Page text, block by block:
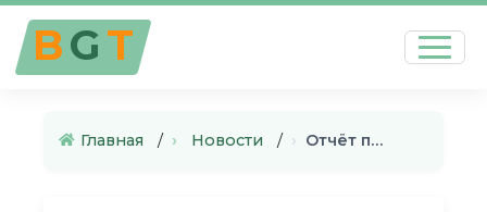
BGT
Главная › Новости › Отчёт по прошедшим кампаниям …